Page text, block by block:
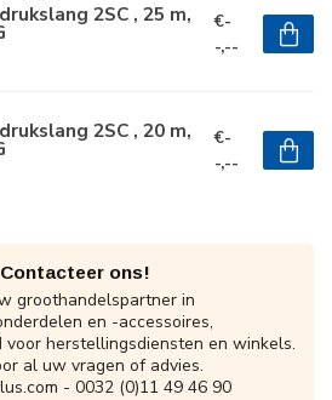
2SC , 25 m,
€-
-,--
2SC , 20 m,
€-
-,--
ons!
groothandelspartner in
en -accessoires,
voor herstellingsdiensten en winkels.
al uw vragen of advies.
- 0032 (0)11 49 46 90